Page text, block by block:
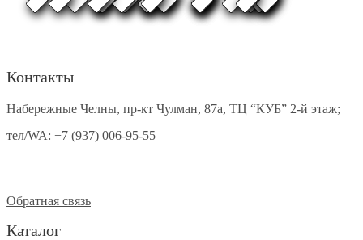
Контакты
Набережные Челны, пр-кт Чулман, 87а, ТЦ “КУБ” 2-й этаж;
тел/WA: +7 (937) 006-95-55
Обратная связь
Каталог